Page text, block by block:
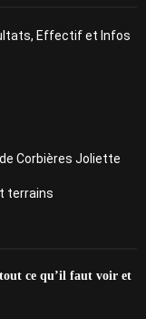
Effectif et Infos
Corbières Joliette
terrains
ce qu’il faut voir et